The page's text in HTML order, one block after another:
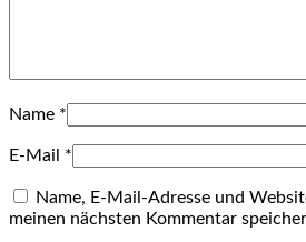
Name *
E-Mail *
Name, E-Mail-Adresse und
meinen nächsten Kommentar